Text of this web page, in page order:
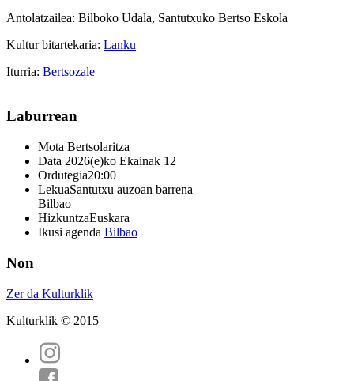
Antolatzailea: Bilboko Udala, Santutxuko Bertso Eskola
Kultur bitartekaria: Lanku
Iturria: Bertsozale
Laburrean
Mota Bertsolaritza
Data 2026(e)ko Ekainak 12
Ordutegia20:00
LekuaSantutxu auzoan barrena
Bilbao
HizkuntzaEuskara
Ikusi agenda Bilbao
Non
Zer da Kulturklik
Kulturklik © 2015